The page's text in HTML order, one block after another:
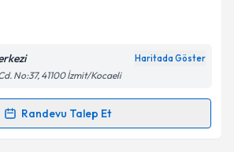
e-posta ile
işlenmesine ilişkinAydınlatma
Haritada Göster
No:37, 41100 İzmit/Kocaeli
Randevu Talep Et
Talebi